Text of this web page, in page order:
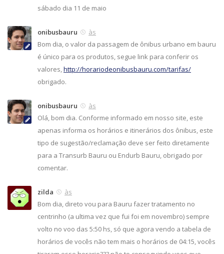
sábado dia 11 de maio
onibusbauru
às
Bom dia, o valor da passagem de ônibus urbano em bauru
é único para os produtos, segue link para conferir os
valores,http://horariodeonibusbauru.com/tarifas/
obrigado.
onibusbauru
às
Olá, bom dia. Conforme informado em nosso site, este
apenas informa os horários e itinerários dos ônibus, este
tipo de sugestão/reclamação deve ser feito diretamente
para a Transurb Bauru ou Endurb Bauru, obrigado por
comentar.
zilda
às
Bom dia, direto vou para Bauru fazer tratamento no
centrinho (a ultima vez que fui foi em novembro) sempre
volto no voo das 5:50 hs, só que agora vendo a tabela de
horários de vocês não tem mais o horários de 04:15, vocês